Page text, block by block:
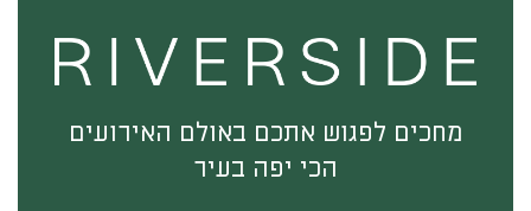
מחכים לפגוש אתכם באולם האירועים
הכי יפה בעיר